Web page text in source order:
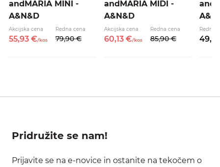
andMARIA MINI -
A&N&D
Akcijska cena
55,93 €/kos
Redna cena
79,90 €
andMARIA MIDI -
A&N&D
Akcijska cena
60,13 €/kos
Redna cena
85,90 €
Redna
49,
Pridružite se nam!
Prijavite se na e-novice in ostanite na tekočem o